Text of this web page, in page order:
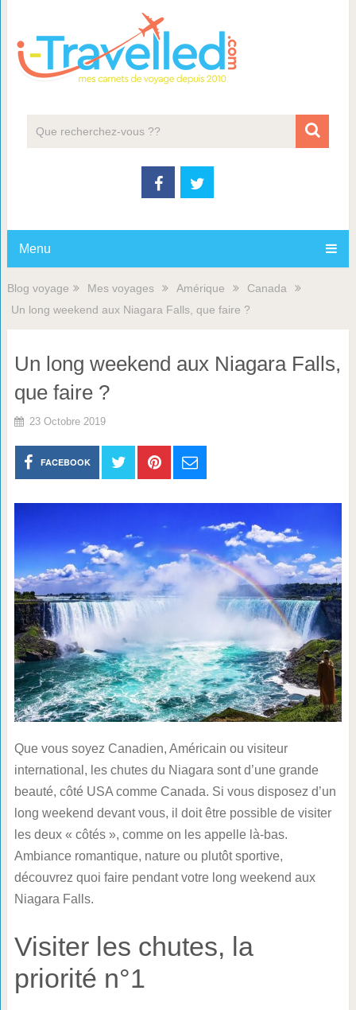
Menu
Blog voyage Mes voyages Amérique
Canada
Un long weekend aux Niagara Falls, que faire ?
Un long weekend aux Niagara Falls,
que faire ?
23 Octobre 2019
FACEBOOK
Que vous soyez Canadien, Américain ou visiteur
international, les chutes du Niagara sont d’une grande
beauté, côté USA comme Canada. Si vous disposez d’un
long weekend devant vous, il doit être possible de visiter
les deux « côtés », comme on les appelle là-bas.
Ambiance romantique, nature ou plutôt sportive,
découvrez quoi faire pendant votre long weekend aux
Niagara Falls.
Visiter les chutes, la
priorité n°1